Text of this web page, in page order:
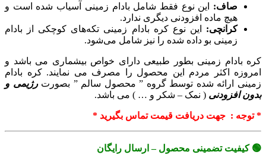
صاف: این نوع فقط شامل بادام زمینی آسیاب شده است و
هیچ ماده افزودنی دیگری ندارد.
کرانچی: این نوع کره بادام زمینی تکه‌های کوچکی از بادام
زمینی بو داده شده را نیز شامل می‌شود.
کره بادام زمینی بطور طبیعی دارای خواص بیشماری می باشد و
امروزه اکثر مردم این محصول را مصرف می نمایند. کره بادام
زمینی ارائه شده توسط گروه ” محصول سالم ” بصورترژیمی و
بدون افزودنی ( نمک – شکر و … ) می باشد.
* توجه : جهت دریافت قیمت تماس بگیرید *
🟢 کیفیت تضمینی محصول – ارسال رایگان